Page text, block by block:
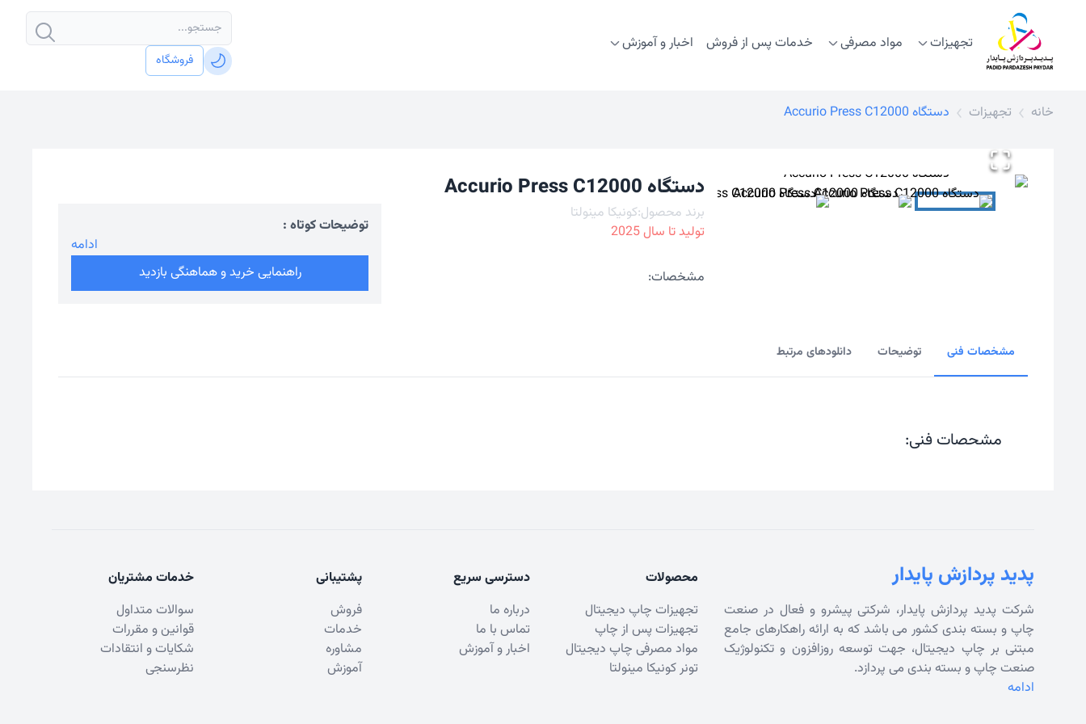
تجهیزات مواد مصرفی خدمات پس از فروش اخبار و آموزش
فروشگاه
خانه تجهیزات دستگاه Accurio Press C12000
دستگاه Accurio Press C12000
برند محصول:کونیکا مینولتا
تولید تا سال2025
مشخصات:
توضیحات کوتاه :
ادامه
راهنمایی خرید و هماهنگی بازدید
مشخصات فنی توضیحات دانلودهای مرتبط
مشحصات فنی:
پدید پردازش پایدار
شرکت پدید پردازش پایدار، شرکتی پیشرو و فعال در صنعت
چاپ و بسته بندی کشور می باشد که به ارائه راهکارهای جامع
مبتنی بر چاپ دیجیتال، جهت توسعه روزافزون و تکنولوژیک
صنعت چاپ و بسته بندی می پردازد.
ادامه
محصولات
تجهیزات چاپ دیجیتال
تجهیزات پس از چاپ
مواد مصرفی چاپ دیجیتال
تونر کونیکا مینولتا
دسترسی سریع
درباره ما
تماس با ما
اخبار و آموزش
پشتیبانی
فروش
خدمات
مشاوره
آموزش
خدمات مشتریان
سوالات متداول
قوانین و مقررات
شکایات و انتقادات
نظرسنجی